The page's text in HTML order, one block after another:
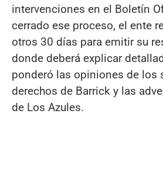
intervenciones en el Boletín
cerrado ese proceso, el ente
otros 30 días para emitir su
donde deberá explicar
ponderó las opiniones de los
derechos de Barrick y las
de Los Azules.